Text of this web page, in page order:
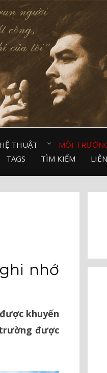
THUẬT⠀ MÔI
TAGS TÌM KIẾM
nhớ
khuyến
được